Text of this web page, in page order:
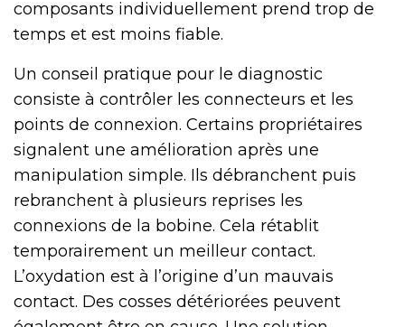
composants individuellement prend trop de
temps et est moins fiable.
Un conseil pratique pour le diagnostic
consiste à contrôler les connecteurs et les
points de connexion. Certains propriétaires
signalent une amélioration après une
manipulation simple. Ils débranchent puis
rebranchent à plusieurs reprises les
connexions de la bobine. Cela rétablit
temporairement un meilleur contact.
L’oxydation est à l’origine d’un mauvais
contact. Des cosses détériorées peuvent